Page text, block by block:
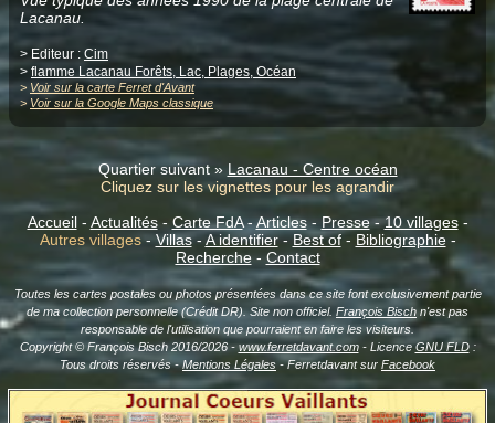
Lacanau.
> Editeur : Cim
> flamme Lacanau Forêts, Lac, Plages, Océan
> Voir sur la carte Ferret d'Avant
> Voir sur la Google Maps classique
Quartier suivant » Lacanau - Centre océan
Cliquez sur les vignettes pour les agrandir
Accueil- Actualités- Carte FdA-Articles- Presse-10 villages-
Autres villages- Villas-A identifier-Best of- Bibliographie-
Recherche-Contact
Toutes les cartes postales ou photos présentées dans ce site font exclusivement partie
de ma collection personnelle (Crédit DR). Site non officiel. François Bisch n'est pas
responsable de l'utilisation que pourraient en faire les visiteurs.
Copyright © François Bisch 2016/2026 - www.ferretdavant.com- LicenceGNU FLD:
Tous droits réservés -Mentions Légales- Ferretdavant sur Facebook